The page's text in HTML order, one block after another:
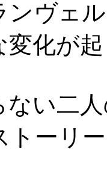
ンヴェ
変化が
ない二
トーリー